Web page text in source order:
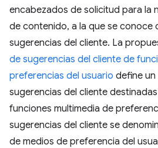
encabezados de solicitud para la
de contenido, a la que se conoce
sugerencias del cliente. La
de sugerencias del cliente de
preferencias del usuario define
sugerencias del cliente
funciones multimedia de
sugerencias del cliente se
de medios de preferencia del